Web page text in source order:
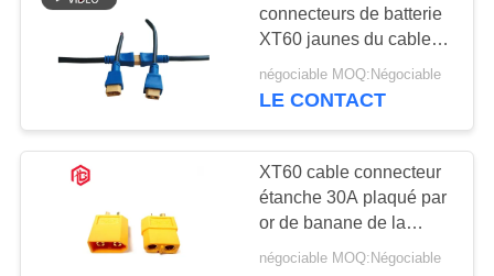
PRIVACY
POLICYSupport de la lampe
E27
56
connecteurs de batterie
XT60 jaunes du cable
connecteur XT90
étanche
négociable MOQ:Négociable
LE CONTACT
XT60 cable connecteur
étanche 30A plaqué par
or de banane de la
hausse 3.5mm
négociable MOQ:Négociable